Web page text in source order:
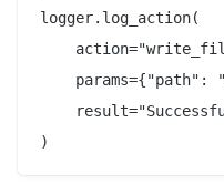
logger.log_action(
params={"path":